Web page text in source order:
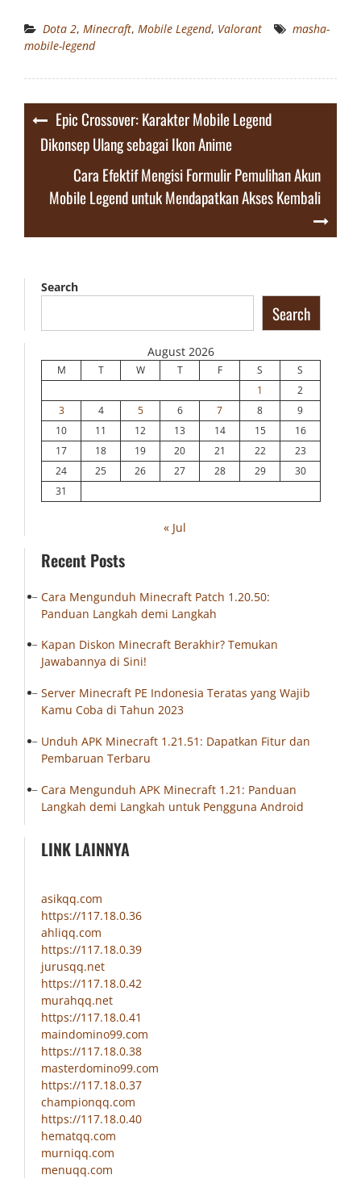
Dota 2, Minecraft, Mobile Legend, Valorant
masha-
mobile-legend
Post
navigation
Epic Crossover: Karakter Mobile Legend
Dikonsep Ulang sebagai Ikon Anime
Cara Efektif Mengisi Formulir Pemulihan Akun
Mobile Legend untuk Mendapatkan Akses Kembali
Search
Search
August 2026
M T W T F S
S
1
2
3
4 5 6 7 8
9
10
11 12 13 14 15
16
17
18 19 20 21 22
23
24
25 26 27 28 29
30
31
« Jul
Recent Posts
Cara Mengunduh Minecraft Patch 1.20.50:
Panduan Langkah demi Langkah
Kapan Diskon Minecraft Berakhir? Temukan
Jawabannya di Sini!
Server Minecraft PE Indonesia Teratas yang Wajib
Kamu Coba di Tahun 2023
Unduh APK Minecraft 1.21.51: Dapatkan Fitur dan
Pembaruan Terbaru
Cara Mengunduh APK Minecraft 1.21: Panduan
Langkah demi Langkah untuk Pengguna Android
LINK LAINNYA
asikqq.com
https://117.18.0.36
ahliqq.com
https://117.18.0.39
jurusqq.net
https://117.18.0.42
murahqq.net
https://117.18.0.41
maindomino99.com
https://117.18.0.38
masterdomino99.com
https://117.18.0.37
championqq.com
https://117.18.0.40
hematqq.com
murniqq.com
menuqq.com